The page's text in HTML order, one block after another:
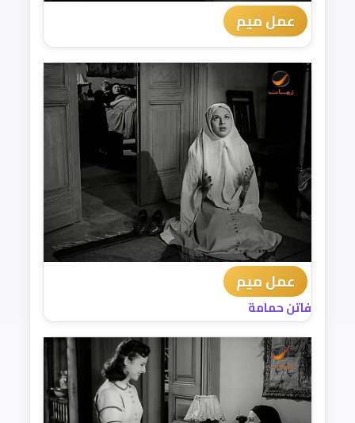
عمل ميم
عمل ميم
فاتن حمامة